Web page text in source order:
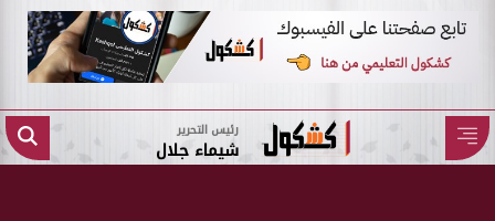
رئيس التحرير
شيماء جلال